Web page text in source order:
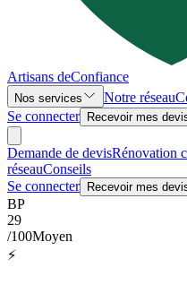
Artisans deConfiance
Nos services Notre réseau
Se connecter
Recevoir mes
Demande de devisRénovation
réseauConseils
Se connecter
Recevoir mes
BP
29
/100Moyen
⚡